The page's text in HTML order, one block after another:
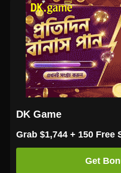
DK Game
Grab $1,744 + 150 Free
Get